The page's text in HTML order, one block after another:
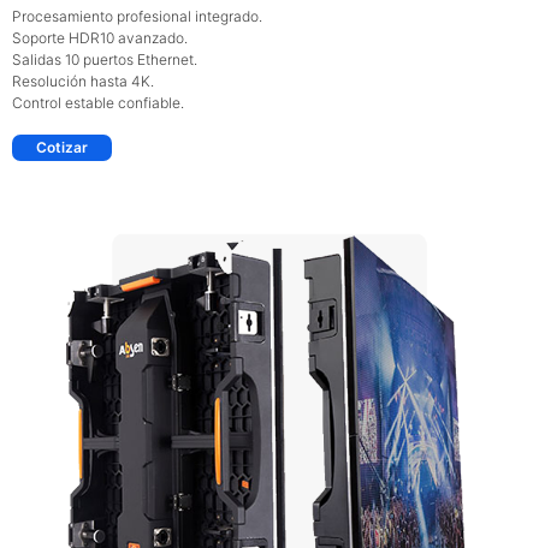
Procesamiento profesional integrado.
Soporte HDR10 avanzado.
Salidas 10 puertos Ethernet.
Resolución hasta 4K.
Control estable confiable.
Cotizar